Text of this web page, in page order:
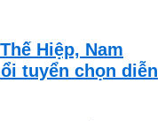
Hiệp, Nam
tuyển chọn diễn